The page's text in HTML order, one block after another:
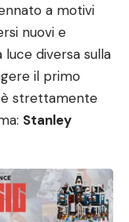
a motivi
nuovi e
diversa sulla
il primo
strettamente
Stanley